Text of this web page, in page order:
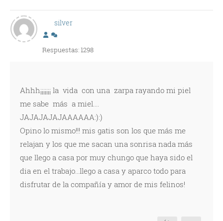
silver
Respuestas: 1298
Ahhh¡¡¡¡¡¡¡ la vida con una zarpa rayando mi piel
me sabe más a miel....
JAJAJAJAJAAAAAA:):)
Opino lo mismo!!! mis gatis son los que más me
relajan y los que me sacan una sonrisa nada más
que llego a casa por muy chungo que haya sido el
dia en el trabajo...llego a casa y aparco todo para
disfrutar de la compañía y amor de mis felinos!